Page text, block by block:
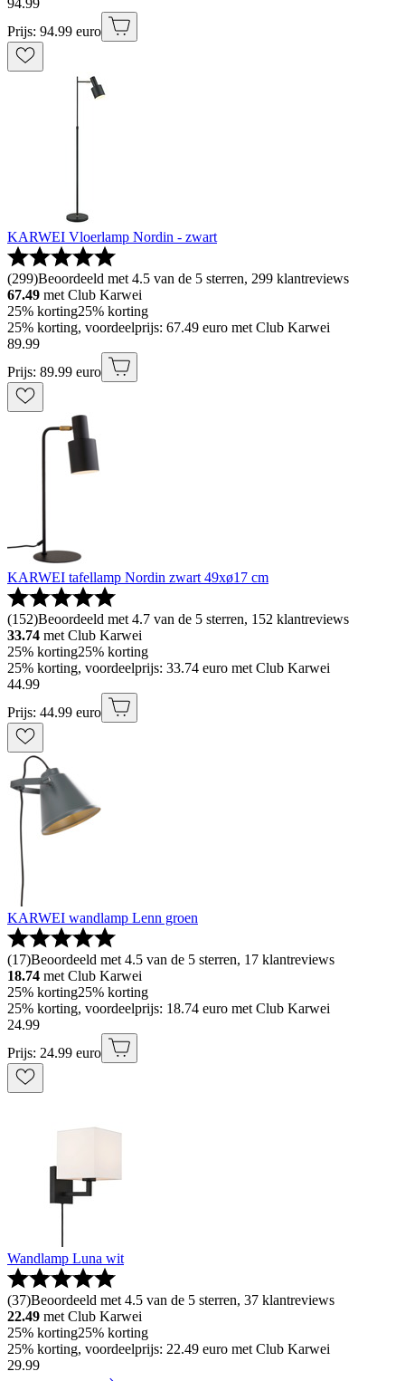
Prijs: 94.99 euro
KARWEI Vloerlamp Nordin - zwart
(299)Beoordeeld met 4.5 van de 5 sterren, 299 klantreviews
67.49 met Club Karwei
25% korting25% korting
25% korting, voordeelprijs: 67.49 euro met Club Karwei
89.99
Prijs: 89.99 euro
KARWEI tafellamp Nordin zwart 49xø17 cm
(152)Beoordeeld met 4.7 van de 5 sterren, 152 klantreviews
33.74 met Club Karwei
25% korting25% korting
25% korting, voordeelprijs: 33.74 euro met Club Karwei
44.99
Prijs: 44.99 euro
KARWEI wandlamp Lenn groen
(17)Beoordeeld met 4.5 van de 5 sterren, 17 klantreviews
18.74 met Club Karwei
25% korting25% korting
25% korting, voordeelprijs: 18.74 euro met Club Karwei
24.99
Prijs: 24.99 euro
Wandlamp Luna wit
(37)Beoordeeld met 4.5 van de 5 sterren, 37 klantreviews
22.49 met Club Karwei
25% korting25% korting
25% korting, voordeelprijs: 22.49 euro met Club Karwei
29.99